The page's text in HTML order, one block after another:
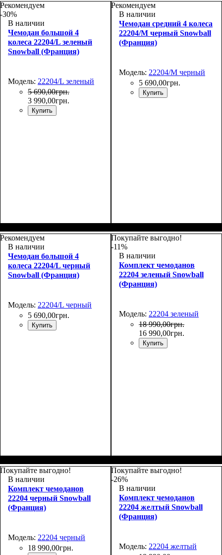
48х30х20+5
69х43х27+4
Рекомендуем
-30%
В наличии
Чемодан большой 4
колеса 22204/L зеленый
Snowball (Франция)
Модель: 22204/L зеленый
5 690,00грн.
3 990,00грн.
Купить
80х48х30+4
Рекомендуем
В наличии
Чемодан средний 4 колеса
22204/M черный Snowball
(Франция)
Модель: 22204/M черный
5 690,00грн.
Купить
69х43х27+4
Рекомендуем
В наличии
Чемодан большой 4
колеса 22204/L черный
Snowball (Франция)
Модель: 22204/L черный
5 690,00грн.
Купить
80х48х30+4
Покупайте выгодно!
-11%
В наличии
Комплект чемоданов
22204 зеленый Snowball
(Франция)
Модель: 22204 зеленый
18 990,00грн.
16 990,00грн.
Купить
Покупайте выгодно!
В наличии
Комплект чемоданов
22204 черный Snowball
(Франция)
Модель: 22204 черный
18 990,00грн.
Покупайте выгодно!
-26%
В наличии
Комплект чемоданов
22204 желтый Snowball
(Франция)
Модель: 22204 желтый